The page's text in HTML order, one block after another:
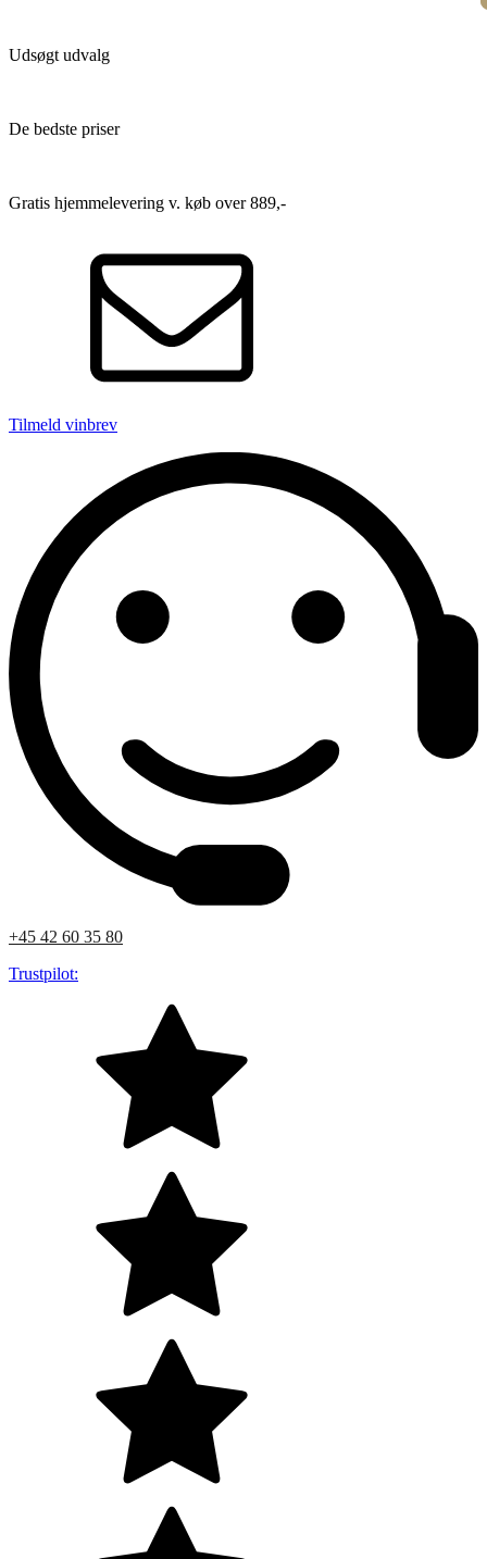
Udsøgt udvalg
De bedste priser
Gratis hjemmelevering v. køb over 889,-
Tilmeld vinbrev
+45 42 60 35 80
Trustpilot: